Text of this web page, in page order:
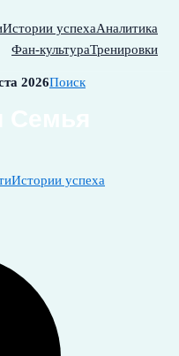
Истории успехаАналитика
Фан-культураТренировки
2026Поиск
Истории успеха